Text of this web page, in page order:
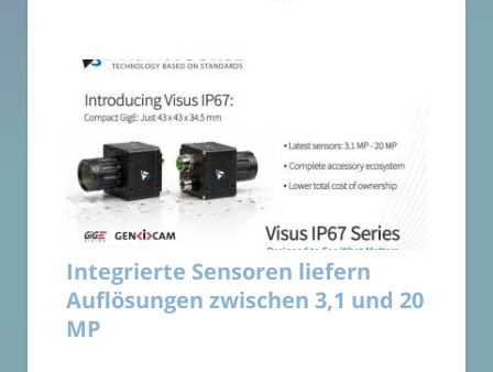
Integrierte Sensoren liefern
Auflösungen zwischen 3,1 und 20
MP